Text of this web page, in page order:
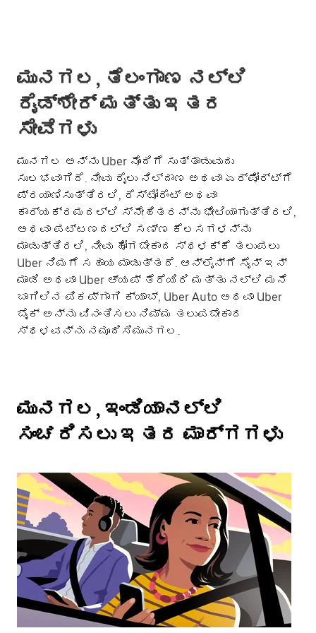
ಮುನಗಲ, ತೆಲಂಗಾಣ ನಲ್ಲಿ
ರೈಡ್‌ಶೇರ್ ಮತ್ತು ಇತರ
ಸೇವೆಗಳು
ಮುನಗಲ ಅನ್ನು Uber ನೊಂದಿಗೆ ಸುತ್ತಾಡುವುದು
ಸುಲಭವಾಗಿದೆ. ನೀವು ರೈಲು ನಿಲ್ದಾಣ ಅಥವಾ ಏರ್‌ಪೋರ್ಟ್‌ಗೆ
ಪ್ರಯಾಣಿಸುತ್ತಿರಲಿ, ರೆಸ್ಟೋರೆಂಟ್ ಅಥವಾ
ಕಾರ್ಯಕ್ರಮದಲ್ಲಿ ಸ್ನೇಹಿತರನ್ನು ಭೇಟಿಯಾಗುತ್ತಿರಲಿ,
ಅಥವಾ ಪಟ್ಟಣದಲ್ಲಿ ಸಣ್ಣ ಕೆಲಸಗಳನ್ನು
ಮಾಡುತ್ತಿರಲಿ, ನೀವು ಹೋಗಬೇಕಾದ ಸ್ಥಳಕ್ಕೆ ತಲುಪಲು
Uber ನಿಮಗೆ ಸಹಾಯ ಮಾಡುತ್ತದೆ. ಆನ್‌ಲೈನ್‌ಗೆ ಸೈನ್ ಇನ್
ಮಾಡಿ ಅಥವಾ Uber ಆ್ಯಪ್ ತೆರೆಯಿರಿ ಮತ್ತು ನಲ್ಲಿ ಮನೆ
ಬಾಗಿಲಿನ ಪಿಕಪ್‌ಗಾಗಿ ಕ್ಯಾಬ್, Uber Auto ಅಥವಾ Uber
ಬೈಕ್ ಅನ್ನು ವಿನಂತಿಸಲು ನಿಮ್ಮ ತಲುಪಬೇಕಾದ
ಸ್ಥಳವನ್ನು ನಮೂದಿಸಿಮುನಗಲ.
ಮುನಗಲ, ಇಂಡಿಯಾನಲ್ಲಿ
ಸಂಚರಿಸಲು ಇತರ ಮಾರ್ಗಗಳು